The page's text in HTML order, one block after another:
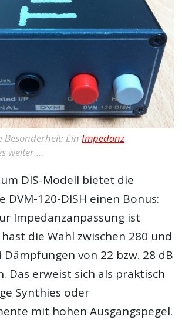
Besonderheit: EinImpedanz-
weiter …
DIS-Modell bietet die
DVM-120-DISH einen Bonus:
Impedanzanpassung ist
die Wahl zwischen 280 und
von 22 bzw. 28 dB
Das erweist sich als praktisch
Synthies oder
mit hohen Ausgangspegel.